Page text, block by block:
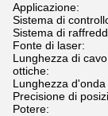
Applicazione:
Sistema di
Sistema di
Fonte di laser:
Lunghezza di
ottiche:
Lunghezza
Precisione di
Potere: